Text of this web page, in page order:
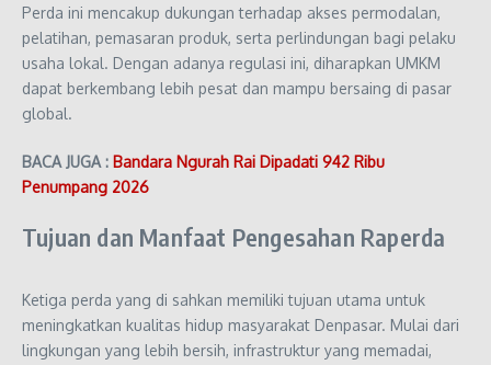
Perda ini mencakup dukungan terhadap akses permodalan,
pelatihan, pemasaran produk, serta perlindungan bagi pelaku
usaha lokal. Dengan adanya regulasi ini, diharapkan UMKM
dapat berkembang lebih pesat dan mampu bersaing di pasar
global.
BACA JUGA : Bandara Ngurah Rai Dipadati 942 Ribu
Penumpang 2026
Tujuan dan Manfaat Pengesahan Raperda
Ketiga perda yang di sahkan memiliki tujuan utama untuk
meningkatkan kualitas hidup masyarakat Denpasar. Mulai dari
lingkungan yang lebih bersih, infrastruktur yang memadai,